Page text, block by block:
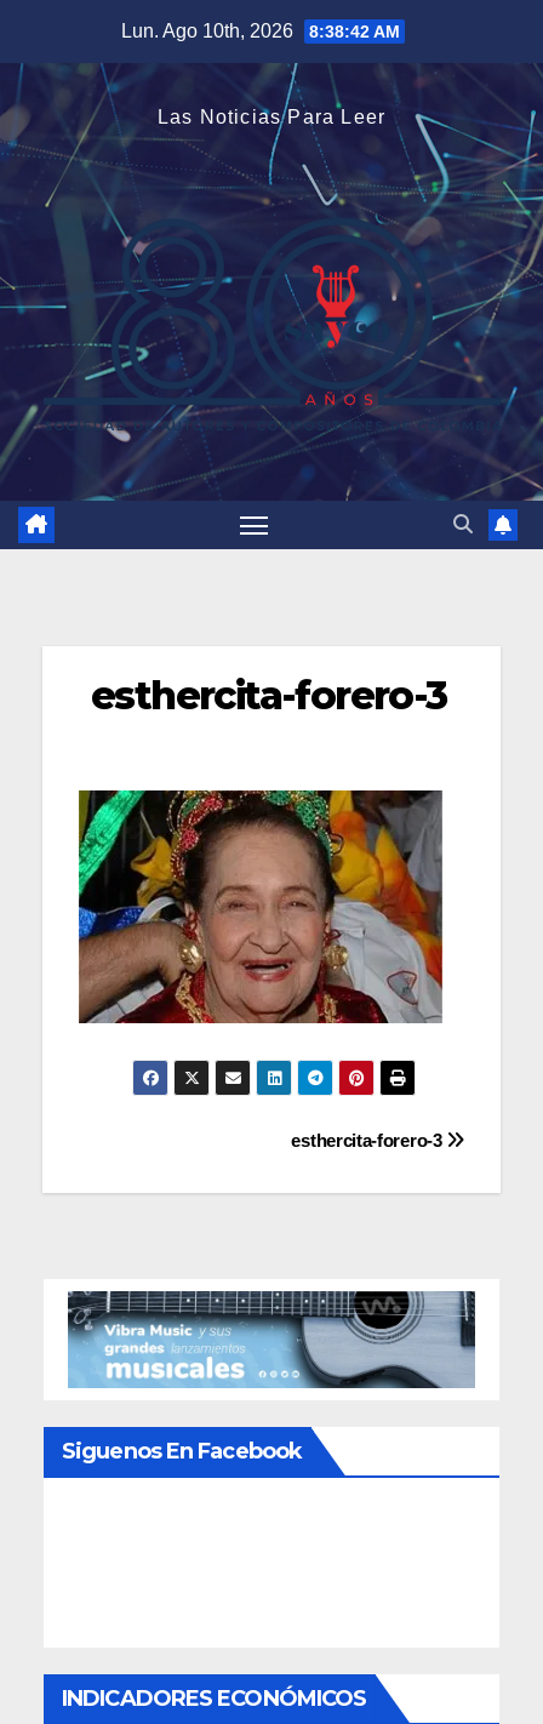
contenido
Lun. Ago 10th, 2026 8:38:42 AM
Las Noticias Para Leer
esthercita-forero-3
Navegación
de
esthercita-forero-3
Siguenos En Facebook
INDICADORES ECONÓMICOS